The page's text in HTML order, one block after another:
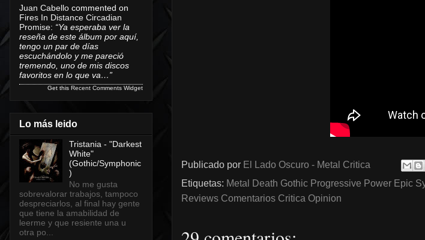
Publicado por El Lado Oscuro - Metal Critica
Etiquetas: Metal Death Gothic Progressive Power Epic
Reviews Comentarios Critica Opinion
Juan Cabello commented on
Fires In Distance Circadian
Promise: “Ya esperaba ver la
reseña de este álbum por aquí,
tengo un par de días
escuchándolo y me pareció
tremendo, uno de mis discos
favoritos en lo que va…”
Get this Recent Comments Widget
Lo más leido
Tristania - "Darkest
White"
(Gothic/Symphonic
)
No me gusta
sobrevalorar trabajos, tampoco
despreciarlos, al final hay gente
que tiene la amabilidad de
leerme y que resiente una u
otra po...